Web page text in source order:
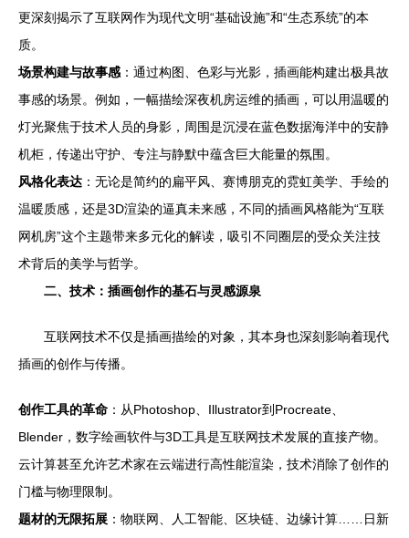
更深刻揭示了互联网作为现代文明“基础设施”和“生态系统”的本
质。
场景构建与故事感 ：通过构图、色彩与光影，插画能构建出极具故
事感的场景。例如，一幅描绘深夜机房运维的插画，可以用温暖的
灯光聚焦于技术人员的身影，周围是沉浸在蓝色数据海洋中的安静
机柜，传递出守护、专注与静默中蕴含巨大能量的氛围。
风格化表达 ：无论是简约的扁平风、赛博朋克的霓虹美学、手绘的
温暖质感，还是3D渲染的逼真未来感，不同的插画风格能为“互联
网机房”这个主题带来多元化的解读，吸引不同圈层的受众关注技
术背后的美学与哲学。
二、技术：插画创作的基石与灵感源泉
互联网技术不仅是插画描绘的对象，其本身也深刻影响着现代
插画的创作与传播。
创作工具的革命 ：从Photoshop、Illustrator到Procreate、
Blender，数字绘画软件与3D工具是互联网技术发展的直接产物。
云计算甚至允许艺术家在云端进行高性能渲染，技术消除了创作的
门槛与物理限制。
题材的无限拓展 ：物联网、人工智能、区块链、边缘计算……日新